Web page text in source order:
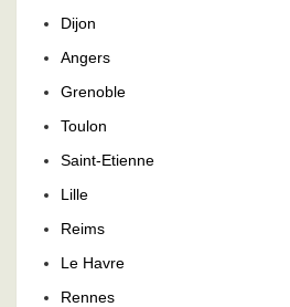
Dijon
Angers
Grenoble
Toulon
Saint-Etienne
Lille
Reims
Le Havre
Rennes